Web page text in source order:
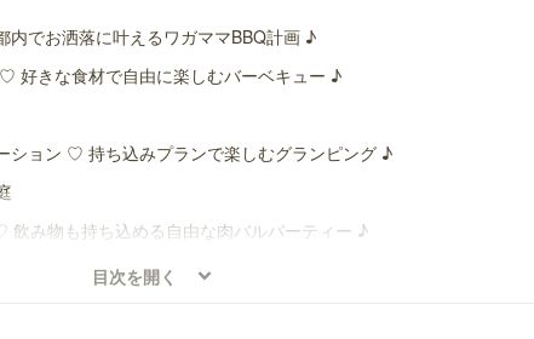
内でお洒落に叶えるワガママBBQ計画 ♪
好きな食材で自由に楽しむバーベキュー ♪
ション ♡ 持ち込みプランで楽しむグランピング ♪
み物も持ち込める自由な肉バルパーティー ♪
ー＆BBQ 渋谷ガーデンスペース 道玄坂
込みプランで楽しむプライベートバーベキュー ♪
目次を開く